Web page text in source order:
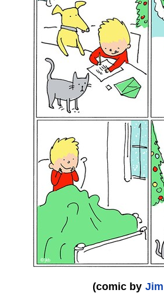
(comic by